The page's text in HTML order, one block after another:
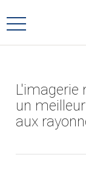
au
menu
au
contenu
Ouvrir
L'imagerie
un
aux